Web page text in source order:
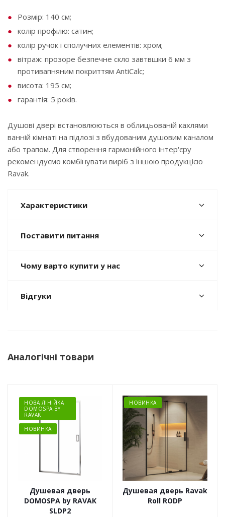
Розмір: 140 cм;
колір профілю: сатин;
колір ручок і сполучних елементів: хром;
вітраж: прозоре безпечне скло завтвшки 6 мм з
противапняним покриттям AntiCalc;
висота: 195 см;
гарантія: 5 років.
Душові двері встановлюються в облицьованій кахлями
ванній кімнаті на підлозі з вбудованим душовим каналом
або трапом. Для створення гармонійного інтер'єру
рекомендуємо комбінувати виріб з іншою продукцією
Ravak.
Характеристики
Поставити питання
Чому варто купити у нас
Відгуки
Аналогічні товари
НОВА ЛІНІЙКА
DOMOSPA BY
RAVAK
НОВИНКА
Душевая дверь
DOMOSPA by RAVAK
SLDP2
НОВИНКА
Душевая дверь Ravak
Roll RODP